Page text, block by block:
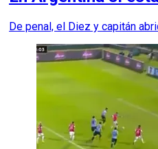
De penal, el Diez y capitán